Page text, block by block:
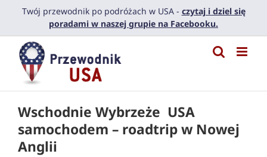
PrzejdźTwój przewodnik po podróżach w USA - czytaj i dziel się
poradami w naszej grupie na Facebooku.
Wschodnie Wybrzeże USA
samochodem – roadtrip w Nowej
Anglii